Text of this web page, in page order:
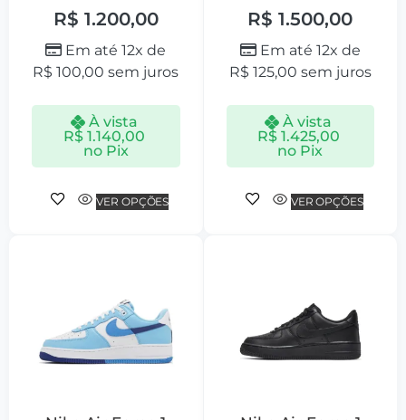
R$ 1.200,00
Em até 12x de
R$ 100,00 sem juros
À vista
R$1.140,00
no Pix
VER OPÇÕES
R$ 1.500,00
Em até 12x de
R$ 125,00 sem juros
À vista
R$1.425,00
no Pix
VER OPÇÕES